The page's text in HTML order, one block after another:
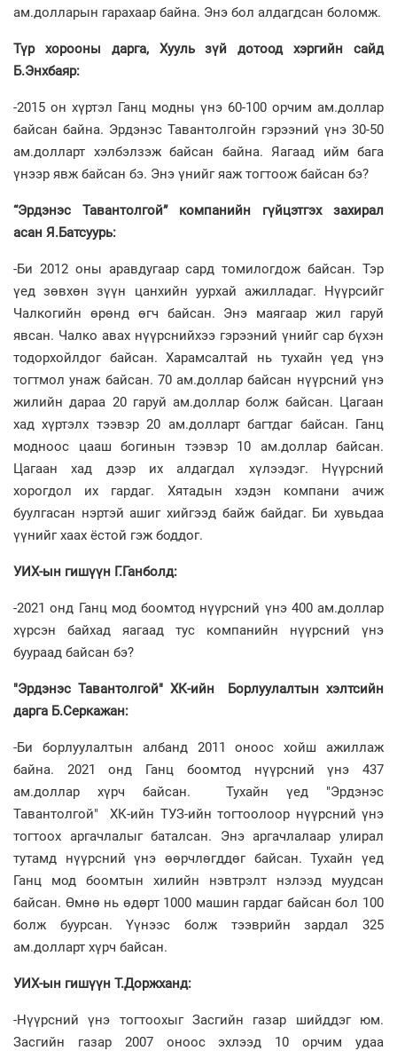
ам.долларын гарахаар байна. Энэ бол алдагдсан боломж.
Түр хорооны дарга, Хууль зүй дотоод хэргийн сайд
Б.Энхбаяр:
-2015 он хүртэл Ганц модны үнэ 60-100 орчим ам.доллар
байсан байна. Эрдэнэс Тавантолгойн гэрээний үнэ 30-50
ам.долларт хэлбэлзэж байсан байна. Яагаад ийм бага
үнээр явж байсан бэ. Энэ үнийг яаж тогтоож байсан бэ?
“Эрдэнэс Тавантолгой” компанийн гүйцэтгэх захирал
асан Я.Батсуурь:
-Би 2012 оны аравдугаар сард томилогдож байсан. Тэр
үед зөвхөн зүүн цанхийн уурхай ажилладаг. Нүүрсийг
Чалкогийн өрөнд өгч байсан. Энэ маягаар жил гаруй
явсан. Чалко авах нүүрснийхээ гэрээний үнийг сар бүхэн
тодорхойлдог байсан. Харамсалтай нь тухайн үед үнэ
тогтмол унаж байсан. 70 ам.доллар байсан нүүрсний үнэ
жилийн дараа 20 гаруй ам.доллар болж байсан. Цагаан
хад хүртэлх тээвэр 20 ам.долларт багтдаг байсан. Ганц
модноос цааш богинын тээвэр 10 ам.доллар байсан.
Цагаан хад дээр их алдагдал хүлээдэг. Нүүрсний
хорогдол их гардаг. Хятадын хэдэн компани ачиж
буулгасан нэртэй ашиг хийгээд байж байдаг. Би хувьдаа
үүнийг хаах ёстой гэж боддог.
УИХ-ын гишүүн Г.Ганболд:
-2021 онд Ганц мод боомтод нүүрсний үнэ 400 ам.доллар
хүрсэн байхад яагаад тус компанийн нүүрсний үнэ
буураад байсан бэ?
"Эрдэнэс Тавантолгой" ХК-ийн Борлуулалтын хэлтсийн
дарга Б.Серкажан:
-Би борлуулалтын албанд 2011 оноос хойш ажиллаж
байна. 2021 онд Ганц боомтод нүүрсний үнэ 437
ам.доллар хүрч байсан. Тухайн үед "Эрдэнэс
Тавантолгой" ХК-ийн ТУЗ-ийн тогтоолоор нүүрсний үнэ
тогтоох аргачлалыг баталсан. Энэ аргачлалаар улирал
тутамд нүүрсний үнэ өөрчлөгддөг байсан. Тухайн үед
Ганц мод боомтын хилийн нэвтрэлт нэлээд муудсан
байсан. Өмнө нь өдөрт 1000 машин гардаг байсан бол 100
болж буурсан. Үүнээс болж тээврийн зардал 325
ам.долларт хүрч байсан.
УИХ-ын гишүүн Т.Доржханд:
-Нүүрсний үнэ тогтоохыг Засгийн газар шийддэг юм.
Засгийн газар 2007 оноос эхлээд 10 орчим удаа